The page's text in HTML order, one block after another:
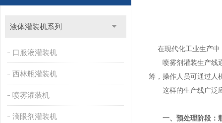
液体灌装机系列
口服液灌装机
西林瓶灌装机
喷雾灌装机
滴眼剂灌装机
在现代化工业生产中
喷雾剂灌装生产线通
筹，操作人员可通过人
这样的生产线广泛应
一、预处理阶段：